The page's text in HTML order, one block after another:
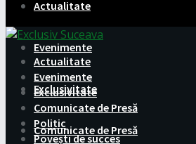
Actualitate
Evenimente
Exclusivitate
Comunicate de Presă
Actualitate
Evenimente
Exclusivitate
Comunicate de Presă
Politic
Povești de succes